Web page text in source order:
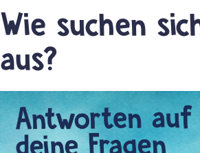
Wie suchen
aus?